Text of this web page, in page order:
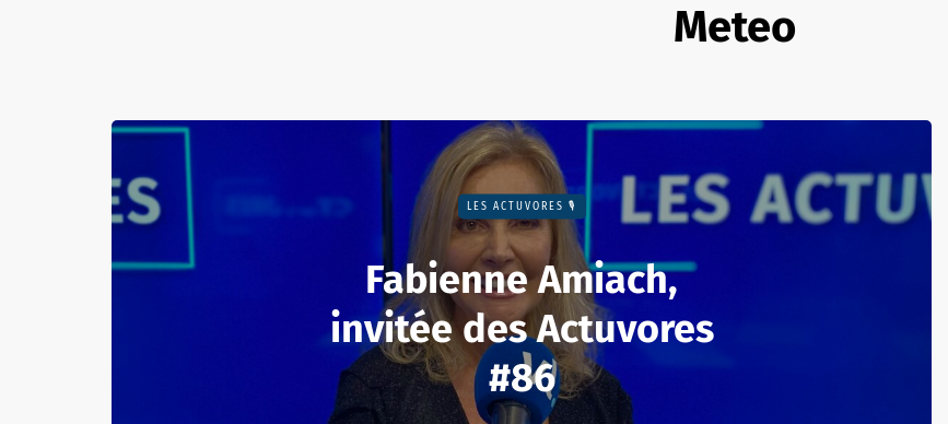
Meteo
LES ACTUVORES 🎙
Fabienne Amiach,
invitée des Actuvores
#86